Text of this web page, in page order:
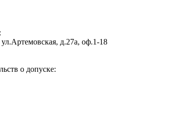
д.27а, оф.1-18
о допуске: